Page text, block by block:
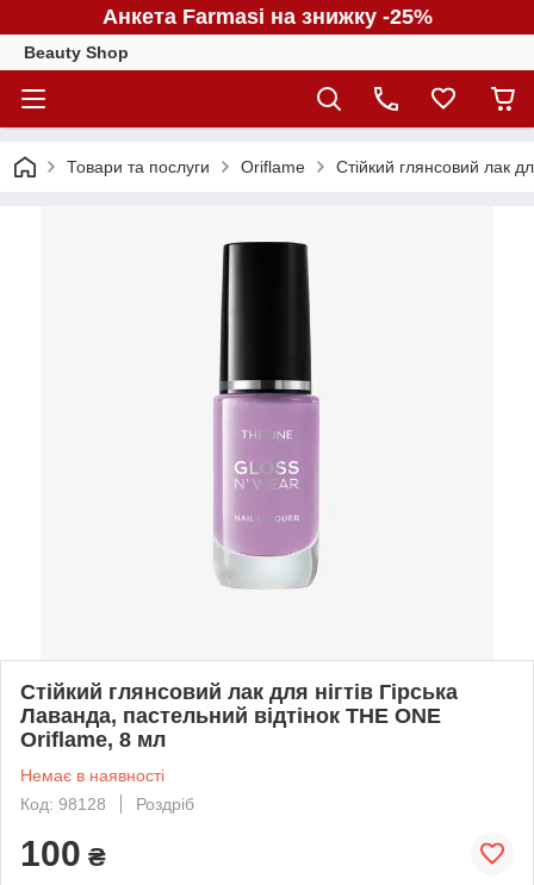
Анкета Farmasi на знижку -25%
Beauty Shop
Товари та послуги Oriflame Стійкий глянсовий лак
Стійкий глянсовий лак для нігтів Гірська
Лаванда, пастельний відтінок THE ONE
Oriflame, 8 мл
Немає в наявності
Код: 98128
Роздріб
100 ₴